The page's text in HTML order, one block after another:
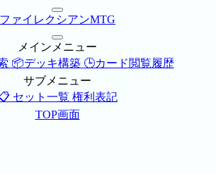
ファイレクシアンMTG
メインメニュー
📦デッキ構築 🕒カード閲覧履歴
サブメニュー
セット一覧 権利表記
TOP画面